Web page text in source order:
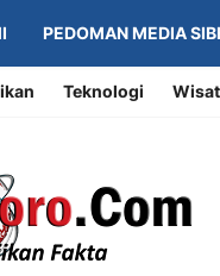
PEDOMAN MEDIA
Teknologi